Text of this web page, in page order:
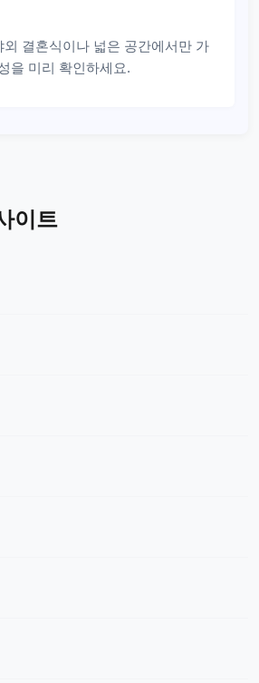
외 결혼식이나 넓은 공간에서만 가
을 미리 확인하세요.
이트